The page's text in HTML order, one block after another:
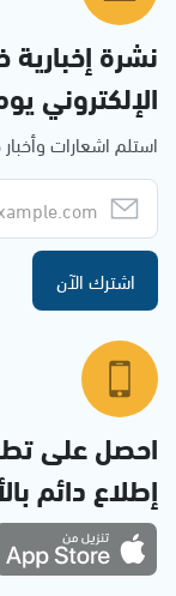
نشرة
الإلكتروني
استلم اشعارات
اشترك الآن
احصل على
إطلاع دائم